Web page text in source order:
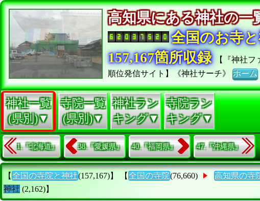
高知県にある神社の
全国のお寺
157,167箇所収録
【『神社
順位発信サイト】《神社サーチ》ホーム
神社一覧
(県別)▼
寺院一覧
(県別)▼
神社ラン
キング▼
寺院ラン
キング▼
1.『北海道』 38.『愛媛県』 40.『福岡県』 47.『沖縄県』
【 全国の寺院と神社(157,167)】 【 全国の寺院(76,660) 高知県の寺
神社 (2,162)】